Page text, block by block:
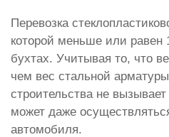
Перевозка
которой меньше или равен
бухтах. Учитывая то, что
чем вес стальной
строительства не
может даже
автомобиля.